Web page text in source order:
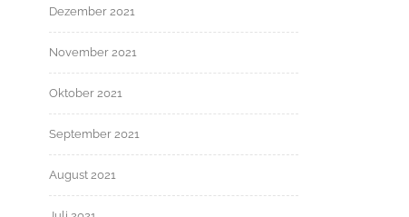
Dezember 2021
November 2021
Oktober 2021
September 2021
August 2021